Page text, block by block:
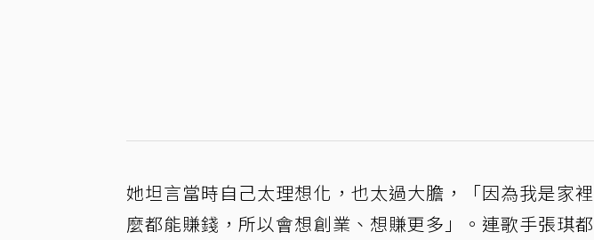
她坦言當時自己太理想化，也太過大膽，「因為我是家
麼都能賺錢，所以會想創業、想賺更多」。連歌手張琪